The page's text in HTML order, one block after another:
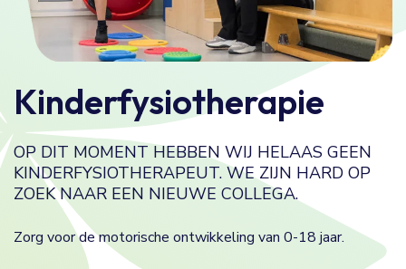
Kinderfysiotherapie
OP DIT MOMENT HEBBEN WIJ HELAAS GEEN
KINDERFYSIOTHERAPEUT. WE ZIJN HARD OP
ZOEK NAAR EEN NIEUWE COLLEGA.
Zorg voor de motorische ontwikkeling van 0-18 jaar.